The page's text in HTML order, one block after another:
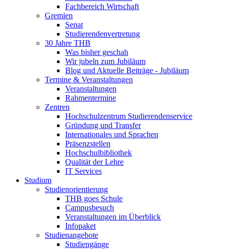
Fachbereich Wirtschaft
Gremien
Senat
Studierendenvertretung
30 Jahre THB
Was bisher geschah
Wir jubeln zum Jubiläum
Blog und Aktuelle Beiträge - Jubiläum
Termine & Veranstaltungen
Veranstaltungen
Rahmentermine
Zentren
Hochschulzentrum Studierendenservice
Gründung und Transfer
Internationales und Sprachen
Präsenzstellen
Hochschulbibliothek
Qualität der Lehre
IT Services
Studium
Studienorientierung
THB goes Schule
Campusbesuch
Veranstaltungen im Überblick
Infopaket
Studienangebote
Studiengänge